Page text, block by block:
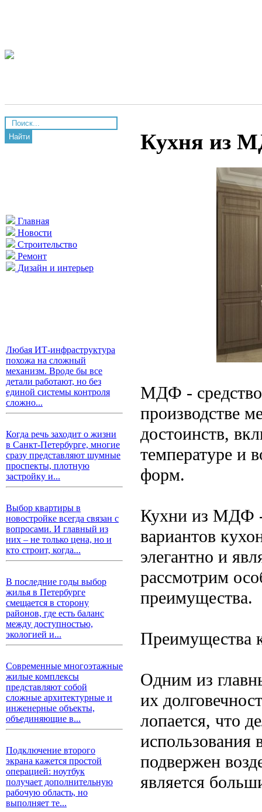
Найти
Главная
Новости
Строительство
Ремонт
Дизайн и интерьер
Любая ИТ-инфраструктура
похожа на сложный
механизм. Вроде бы все
детали работают, но без
единой системы контроля
сложно...
Когда речь заходит о жизни
в Санкт-Петербурге, многие
сразу представляют шумные
проспекты, плотную
застройку и...
Выбор квартиры в
новостройке всегда связан с
вопросами. И главный из
них – не только цена, но и
кто строит, когда...
В последние годы выбор
жилья в Петербурге
смещается в сторону
районов, где есть баланс
между доступностью,
экологией и...
Современные многоэтажные
жилые комплексы
представляют собой
сложные архитектурные и
инженерные объекты,
объединяющие в...
Подключение второго
экрана кажется простой
операцией: ноутбук
получает дополнительную
рабочую область, но
выполняет те...
Кухня из
МДФ -
производстве
достоинств,
температуре и
форм.
Кухни из МДФ -
вариантов
элегантно и
рассмотрим
преимущества.
Преимущества
Одним из
их
лопается, что
использования
подвержен
является